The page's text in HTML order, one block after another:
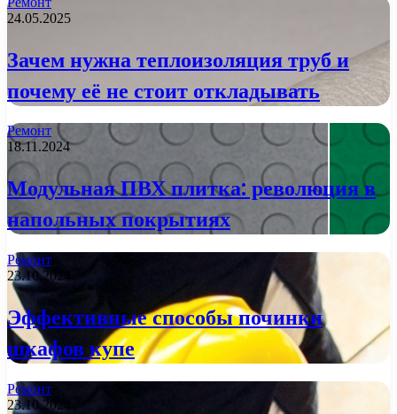
24.05.2025
Зачем нужна теплоизоляция труб и
почему её не стоит откладывать
Ремонт
18.11.2024
Модульная ПВХ плитка: революция в
напольных покрытиях
Ремонт
23.10.2024
Эффективные способы починки
шкафов купе
Ремонт
23.10.2024